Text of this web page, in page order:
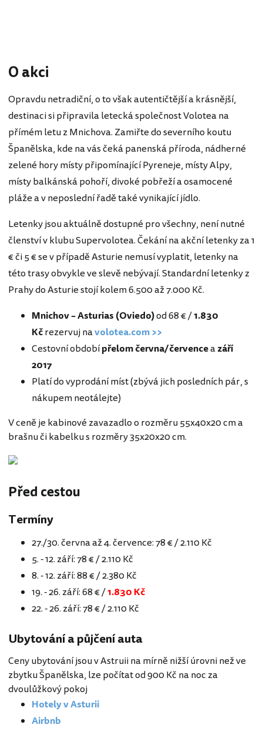
O akci
Opravdu netradiční, o to však autentičtější a krásnější,
destinaci si připravila letecká společnost Volotea na
přímém letu z Mnichova. Zamiřte do severního koutu
Španělska, kde na vás čeká panenská příroda, nádherné
zelené hory místy připomínající Pyreneje, místy Alpy,
místy balkánská pohoří, divoké pobřeží a osamocené
pláže a v neposlední řadě také vynikající jídlo.
Letenky jsou aktuálně dostupné pro všechny, není nutné
členství v klubu Supervolotea. Čekání na akční letenky za 1
€ či 5 € se v případě Asturie nemusí vyplatit, letenky na
této trasy obvykle ve slevě nebývají. Standardní letenky z
Prahy do Asturie stojí kolem 6.500 až 7.000 Kč.
Mnichov – Asturias (Oviedo)od 68 € /1.830
Kčrezervuj navolotea.com >>
Cestovní obdobípřelom června/červenceazáří
2017
Platí do vyprodání míst (zbývá jich posledních pár, s
nákupem neotálejte)
V ceně je kabinové zavazadlo o rozměru 55x40x20 cm a
brašnu či kabelku s rozměry 35x20x20 cm.
Před cestou
Termíny
27./30. června až 4. července: 78 € / 2.110 Kč
5. - 12. září: 78 € / 2.110 Kč
8. - 12. září: 88 € / 2.380 Kč
19. - 26. září: 68 € /1.830 Kč
22. - 26. září: 78 € / 2.110 Kč
Ubytování a půjčení auta
Ceny ubytování jsou v Astruii na mírně nižší úrovni než ve
zbytku Španělska, lze počítat od 900 Kč na noc za
dvoulůžkový pokoj
Hotely v Asturii
Airbnb